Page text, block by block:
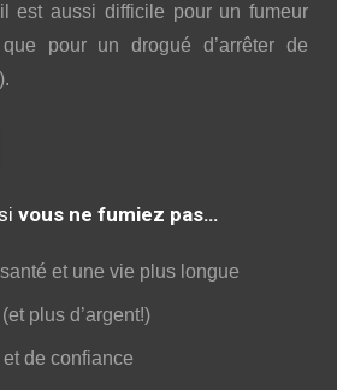
est aussi difficile pour un fumeur
pour un drogué d’arrêter de
vous ne fumiez pas…
et une vie plus longue
plus d’argent!)
et de confiance